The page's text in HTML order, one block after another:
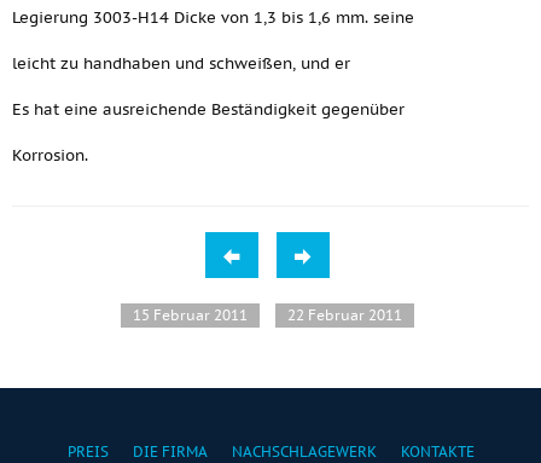
Legierung 3003-H14 Dicke von 1,3 bis 1,6 mm. seine
leicht zu handhaben und schweißen, und er
Es hat eine ausreichende Beständigkeit gegenüber
Korrosion.
15 Februar 2011 22 Februar 2011
PREIS DIE FIRMA NACHSCHLAGEWERK KONTAKTE